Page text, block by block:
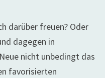
darüber freuen? Oder
dagegen in
nicht unbedingt das
favorisierten